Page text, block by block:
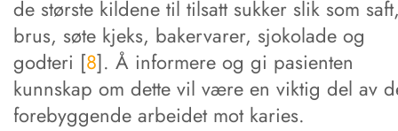
de største kildene til tilsatt sukker slik som
brus, søte kjeks, bakervarer, sjokolade og
godteri [8]. Å informere og gi pasienten
kunnskap om dette vil være en viktig del av
forebyggende arbeidet mot karies.